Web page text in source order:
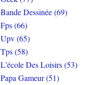
Bande Dessinée (69)
Fps (66)
Upv (65)
Tps (58)
L'école Des Loisirs (53)
Papa Gameur (51)